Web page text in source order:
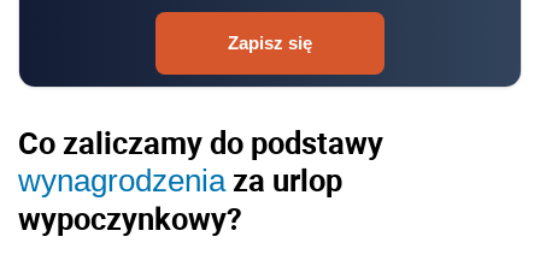
Zapisz się
Co zaliczamy do podstawy
wynagrodzeniaza urlop
wypoczynkowy?